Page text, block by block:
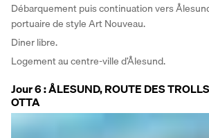
Débarquement puis continuation vers
portuaire de style Art Nouveau.
Diner libre.
Logement au centre-ville d’Ålesund.
Jour 6 : ÅLESUND, ROUTE DES
OTTA